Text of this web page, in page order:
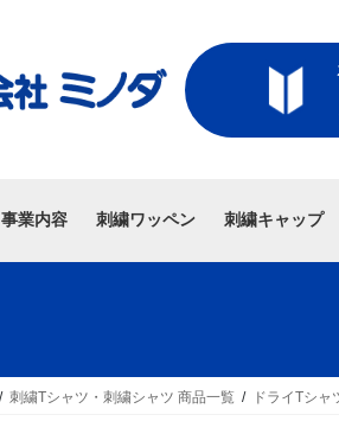
事業内容 刺繍ワッペン 刺繍キャップ
刺繍Tシャツ・刺繍シャツ 商品一覧 ドライTシ